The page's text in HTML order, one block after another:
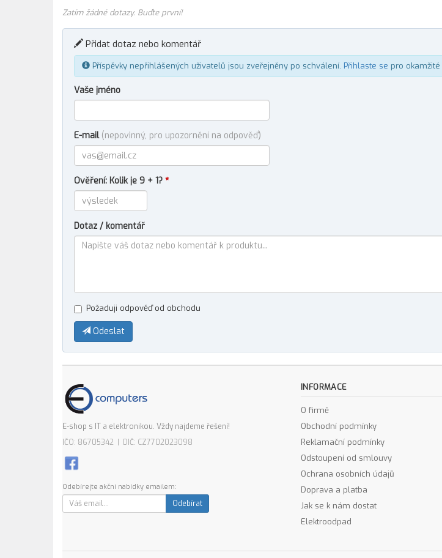
Zatím žádné dotazy. Buďte první!
Přidat dotaz nebo komentář
Příspěvky nepřihlášených uživatelů jsou zveřejněny po schválení. Přihlaste se pro
Vaše jméno
E-mail (nepovinný, pro upozornění na odpověď)
Ověření: Kolik je 9 + 1? *
Dotaz / komentář
Požaduji odpověď od obchodu
Odeslat
E-shop s IT a elektronikou. Vždy najdeme řešení!
IČO: 86705342 | DIČ: CZ7702023098
Odebírejte akční nabídky emailem:
Odebírat
INFORMACE
O firmě
Obchodní podmínky
Reklamační podmínky
Odstoupení od smlouvy
Ochrana osobních údajů
Doprava a platba
Jak se k nám dostat
Elektroodpad